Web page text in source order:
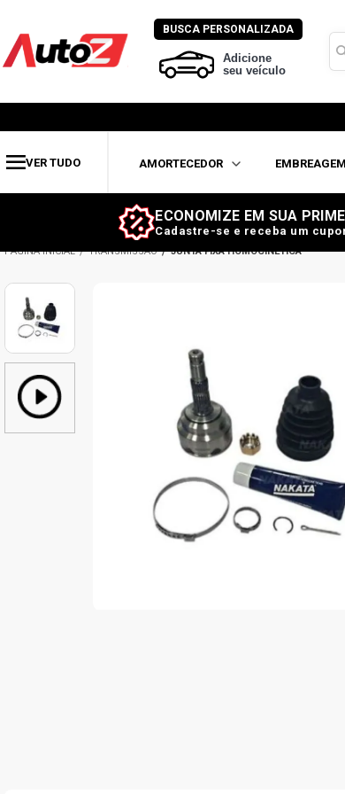
BUSCA PERSONALIZADA
Adicione
seu veículo
VER TUDO AMORTECEDOR EMBREAGEM
ECONOMIZE EM SUA
Cadastre-se e receba um
TRANSMISSÃO JUNTA FIXA HOMOCINÉTICA